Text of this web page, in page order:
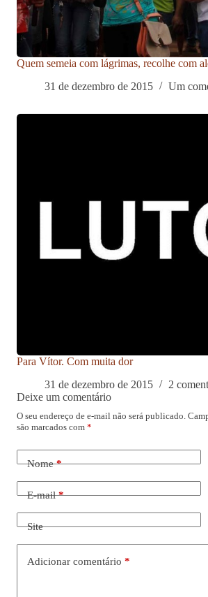
Quem semeia com lágrimas, recolhe com
31 de dezembro de 2015
Um
Para Vítor. Com muita dor
31 de dezembro de 2015
2
Deixe um comentário
O seu endereço de e-mail não será publicado.
são marcados com *
Nome*
E-mail*
Site
Adicionar comentário *